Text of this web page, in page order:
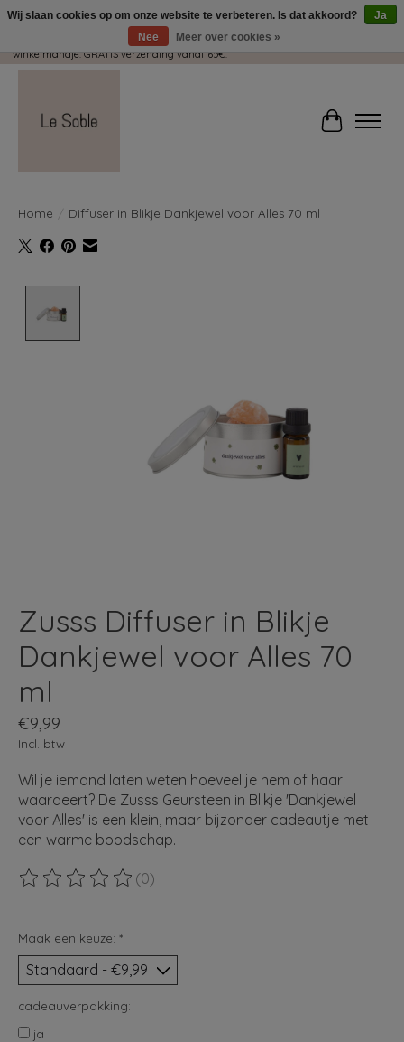
Wij pakken met plezier jouw kadootjes GRATIS in! Duid dit zeker aan in je
winkelmandje. GRATIS verzending vanaf 65€.
Home Diffuser in Blikje Dankjewel voor Alles 70 ml
Zusss Diffuser in Blikje
Dankjewel voor Alles 70
ml
€9,99
Incl. btw
Wil je iemand laten weten hoeveel je hem of haar
waardeert? De Zusss Geursteen in Blikje 'Dankjewel
voor Alles' is een klein, maar bijzonder cadeautje met
een warme boodschap.
De beoordeling van dit product is
(0)
Maak een keuze: *
cadeauverpakking:
ja
Wij slaan cookies op om onze website te verbeteren. Is dat akkoord?
Ja
Nee
Meer over cookies »